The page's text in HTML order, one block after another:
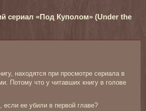
сериал «Под Куполом» (Under the
находятся при просмотре сериала в
Потому что у читавших книгу в голове
ее убили в первой главе?